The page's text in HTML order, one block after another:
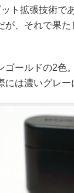
ト拡張技術で
が、それで果
ールドの2色
は濃いグレー